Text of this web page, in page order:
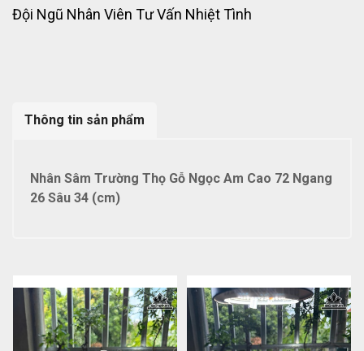
Đội Ngũ Nhân Viên Tư Vấn Nhiệt Tình
Thông tin sản phẩm
Nhân Sâm Trường Thọ Gỗ Ngọc Am Cao 72 Ngang
26 Sâu 34 (cm)